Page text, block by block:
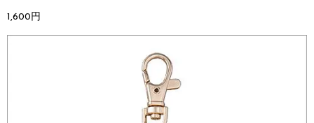
1,600円